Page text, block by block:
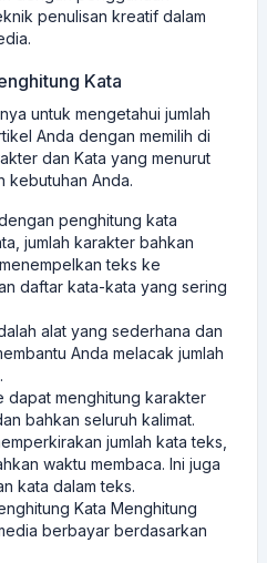
penulisan kreatif dalam
Kata
untuk mengetahui jumlah
Anda dengan memilih di
dan Kata yang menurut
kebutuhan Anda.
penghitung kata
jumlah karakter bahkan
teks ke
daftar kata-kata yang sering
alat yang sederhana dan
Anda melacak jumlah
dapat menghitung karakter
bahkan seluruh kalimat.
jumlah kata teks,
waktu membaca. Ini juga
kata dalam teks.
Kata Menghitung
berbayar berdasarkan